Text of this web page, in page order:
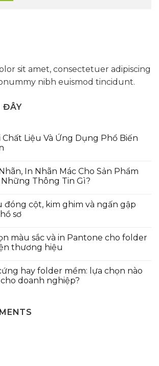
sit amet, consectetuer adipiscing
nibh euismod tincidunt.
ĐÂY
Chất Liệu Và Ứng Dụng Phổ Biến
In Nhãn Mác Cho Sản Phẩm
Những Thông Tin Gì?
đóng cột, kim ghim và ngấn gập
sơ
màu sắc và in Pantone cho folder
thương hiệu
hay folder mềm: lựa chọn nào
doanh nghiệp?